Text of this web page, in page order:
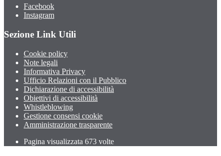
Facebook
Instagram
Sezione Link Utili
Cookie policy
Note legali
Informativa Privacy
Ufficio Relazioni con il Pubblico
Dichiarazione di accessibilità
Obiettivi di accessibilità
Whistleblowing
Gestione consensi cookie
Amministrazione trasparente
Pagina visualizzata 673 volte